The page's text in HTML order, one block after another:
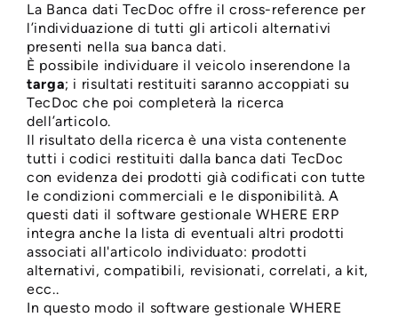
La Banca dati TecDoc offre il cross-reference per
l’individuazione di tutti gli articoli alternativi
presenti nella sua banca dati.
È possibile individuare il veicolo inserendone la
targa; i risultati restituiti saranno accoppiati su
TecDoc che poi completerà la ricerca
dell’articolo.
Il risultato della ricerca è una vista contenente
tutti i codici restituiti dalla banca dati TecDoc
con evidenza dei prodotti già codificati con tutte
le condizioni commerciali e le disponibilità. A
questi dati il software gestionale WHERE ERP
integra anche la lista di eventuali altri prodotti
associati all'articolo individuato: prodotti
alternativi, compatibili, revisionati, correlati, a kit,
ecc..
In questo modo il software gestionale WHERE